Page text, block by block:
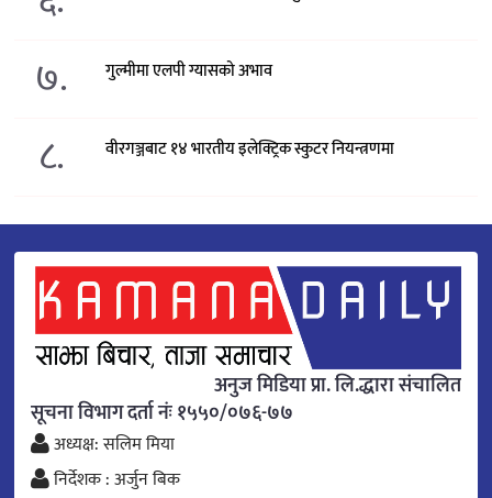
७. गुल्मीमा एलपी ग्यासको अभाव
८. वीरगञ्जबाट १४ भारतीय इलेक्ट्रिक स्कुटर नियन्त्रणमा
अनुज मिडिया प्रा. लि.द्धारा संचालित
सूचना विभाग दर्ता नंः १५५०/०७६-७७
अध्यक्ष: सलिम मिया
निर्देशक : अर्जुन बिक